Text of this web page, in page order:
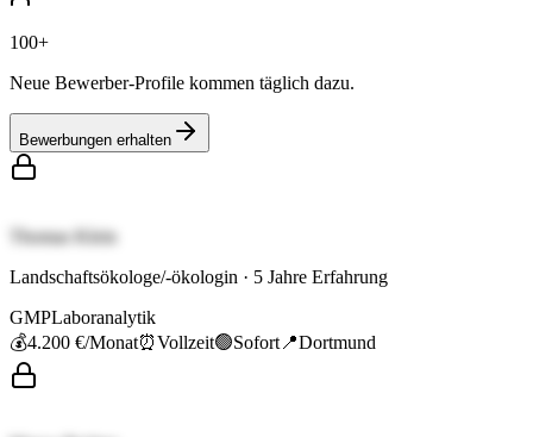
100+
Neue Bewerber-Profile kommen täglich dazu.
Bewerbungen erhalten
Thomas Klein
Landschaftsökologe/-ökologin · 5 Jahre Erfahrung
GMPLaboranalytik
💰4.200 €/Monat⏰Vollzeit🟢Sofort 📍Dortmund